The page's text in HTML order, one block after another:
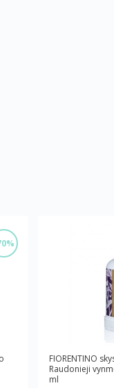
FIORENTINO
Raudonieji
ml